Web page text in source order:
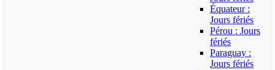
Équateur :
Jours fériés
Pérou : Jours
fériés
Paraguay :
Jours fériés